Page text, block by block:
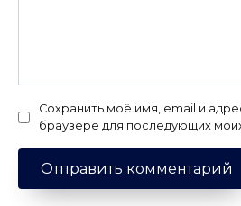
Сохранить моё имя, email и
браузере для последующих